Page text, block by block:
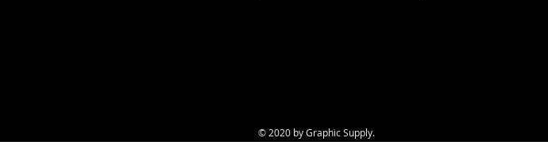
© 2020 by Graphic Supply.